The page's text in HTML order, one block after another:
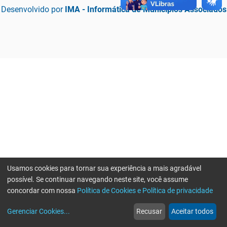
Desenvolvido por IMA - Informática de Municípios Associados
web
Notícias
more_horiz
Mais
Usamos cookies para tornar sua experiência a mais agradável
possível. Se continuar navegando neste site, você assume
concordar com nossa Política de Cookies e Política de privacidade
Gerenciar Cookies... Recusar Aceitar todos
Erro ao enviar informações, por favor tente novamente